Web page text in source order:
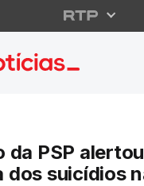
da
da PSP
dos suicídios